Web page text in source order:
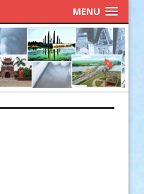
MENU